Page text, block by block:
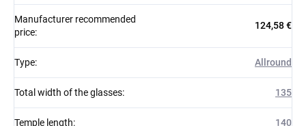
Manufacturer recommended
price:
124,58 €
Type: Allround
Total width of the glasses: 135
Temple length: 140